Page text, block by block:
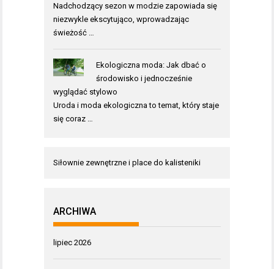
Nadchodzący sezon w modzie zapowiada się
niezwykle ekscytująco, wprowadzając
świeżość …
Ekologiczna moda: Jak dbać o
środowisko i jednocześnie
wyglądać stylowo
Uroda i moda ekologiczna to temat, który staje
się coraz …
Siłownie zewnętrzne i place do kalisteniki
ARCHIWA
lipiec 2026